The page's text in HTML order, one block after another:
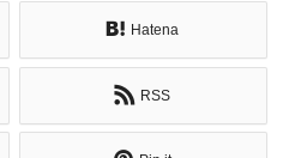
Hatena
RSS